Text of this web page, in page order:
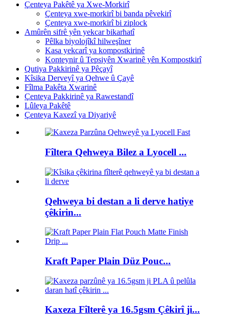
Çenteya Pakêtê ya Xwe-Morkirî
Çenteya xwe-morkirî bi banda pêvekirî
Çenteya xwe-morkirî bi ziplock
Amûrên sifrê yên yekcar bikarhatî
Pêlka biyolojîkî hilweşîner
Kasa yekcarî ya kompostkirinê
Konteynir û Tepsiyên Xwarinê yên Kompostkirî
Qutiya Pakkirinê ya Pêçayî
Kîsika Derveyî ya Qehwe û Çayê
Fîlma Pakêta Xwarinê
Çenteya Pakkirinê ya Rawestandî
Lûleya Pakêtê
Çenteya Kaxezî ya Diyariyê
Fîltera Qehweya Bilez a Lyocell ...
Qehweya bi destan a li derve hatiye
çêkirin...
Kraft Paper Plain Düz Pouc...
Kaxeza Fîlterê ya 16.5gsm Çêkirî ji...